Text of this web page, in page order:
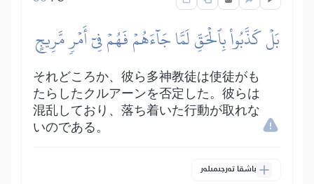
بَلۡ كَذَّبُواْ بِٱلۡحَقِّ لَمَّا جَآءَهُمۡ فَهُمۡ فِيٓ أَمۡرٖ مَّرِيجٍ
それどころか、彼ら多神教徒は使徒がも
たらしたクルアーンを否定した。彼らは
混乱しており、落ち着いた行動が取れな
いのである。
باشقا تەرجىمىلەر